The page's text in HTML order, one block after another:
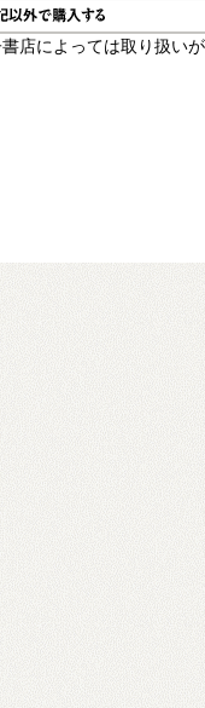
店によっては取り扱い